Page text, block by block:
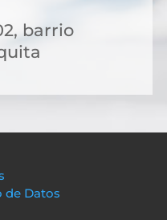
barrio
de Datos